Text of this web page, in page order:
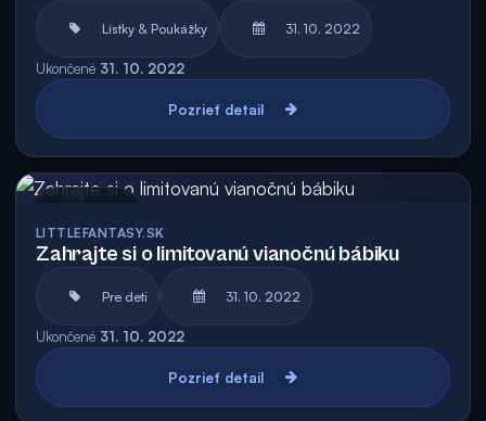
Lístky & Poukážky 31. 10. 2022
Ukončené 31. 10. 2022
Pozrieť detail
LITTLEFANTASY.SK
Zahrajte si o limitovanú vianočnú bábiku
Pre deti 31. 10. 2022
Ukončené 31. 10. 2022
Pozrieť detail